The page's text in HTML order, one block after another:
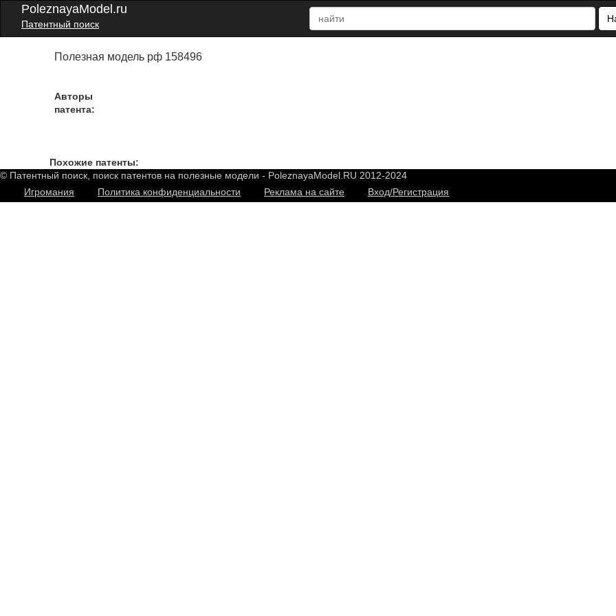
PoleznayaModel.ru
Патентный поиск
Полезная модель рф 158496
Авторы
патента:
Похожие патенты:
© Патентный поиск, поиск патентов на полезные модели - PoleznayaModel.RU 2012-2024
Игромания
Политика конфиденциальности Реклама на сайте Вход/Регистрация